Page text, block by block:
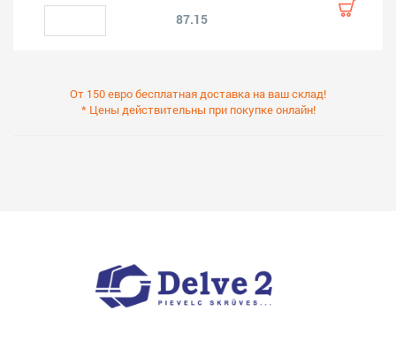
87.15
От 150 евро бесплатная доставка на ваш склад!
* Цены действительны при покупке онлайн!